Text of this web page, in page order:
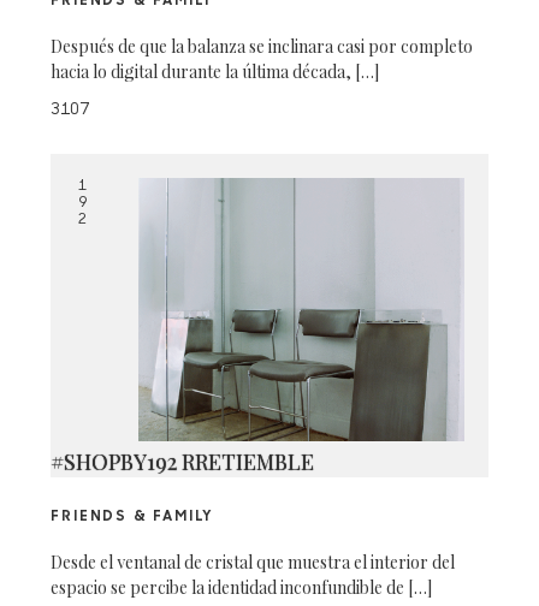
Después de que la balanza se inclinara casi por completo
hacia lo digital durante la última década, […]
3107
1
9
2
#SHOPBY192 RRETIEMBLE
FRIENDS & FAMILY
Desde el ventanal de cristal que muestra el interior del
espacio se percibe la identidad inconfundible de […]